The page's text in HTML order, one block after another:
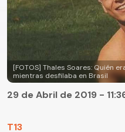
[FOTOS] Thales Soares: Quién
mientras desfilaba en Brasil
T13
29 de Abril de 2019 -